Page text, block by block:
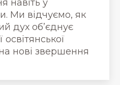
навіть у
Ми відчуємо, як
дух об’єднує
освітянської
нові звершення